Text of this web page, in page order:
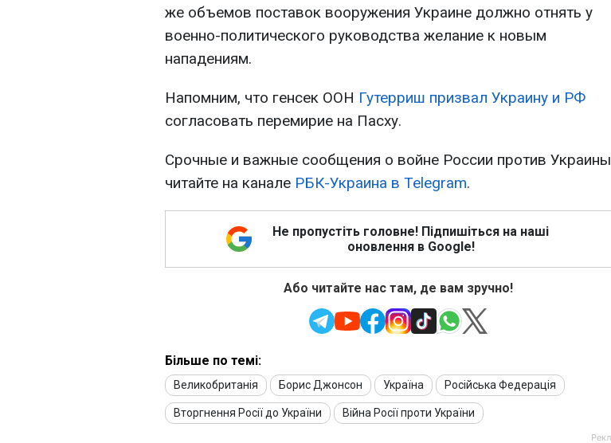
же объемов поставок вооружения Украине должно отнять у
военно-политического руководства желание к новым
нападениям.
Напомним, что генсек ООН Гутерриш призвал Украину и РФ
согласовать перемирие на Пасху.
Срочные и важные сообщения о войне России против Украины
читайте на канале РБК-Украина в Telegram.
Не пропустіть головне! Підпишіться на наші
оновлення в Google!
Або читайте нас там, де вам зручно!
Більше по темі:
Великобританія Борис Джонсон Україна Російська Федерація
Вторгнення Росії до України Війна Росії проти України